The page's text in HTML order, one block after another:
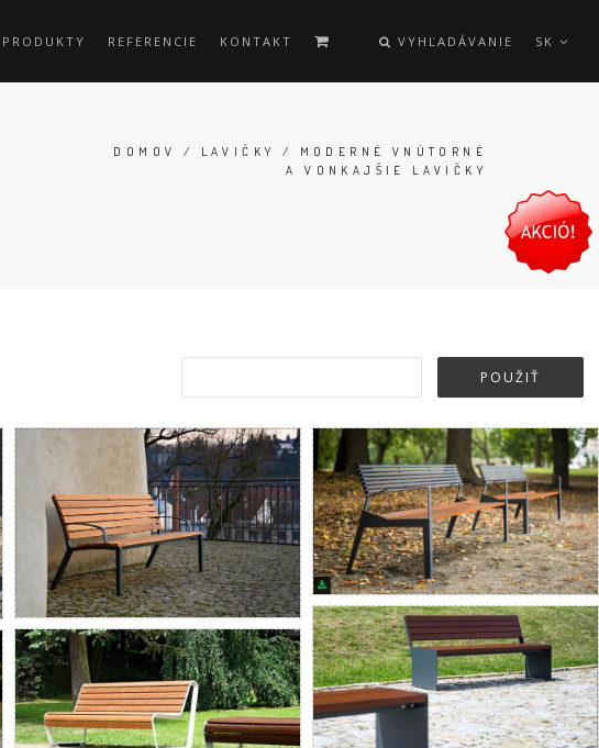
PRODUKTY REFERENCIE KONTAKT VYHĽADÁVANIE SK
DOMOV / LAVIČKY
/ MODERNÉ VNÚTORNÉ
A VONKAJŠIE LAVIČKY